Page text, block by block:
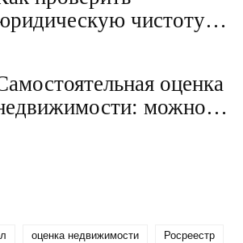
чистоту
инструкция
оценка
можно
оценка недвижимости Росреестр